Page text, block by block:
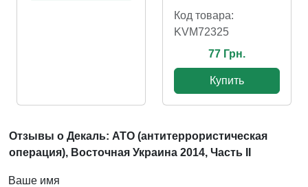
Код товара:
KVM72325
77 Грн.
Купить
Отзывы о Декаль: ATO (антитеррористическая
операция), Восточная Украина 2014, Часть II
Ваше имя